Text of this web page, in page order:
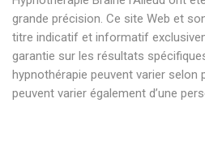
grande précision. Ce site Web et
titre indicatif et informatif
garantie sur les résultats
hypnothérapie peuvent varier
peuvent varier également d’une